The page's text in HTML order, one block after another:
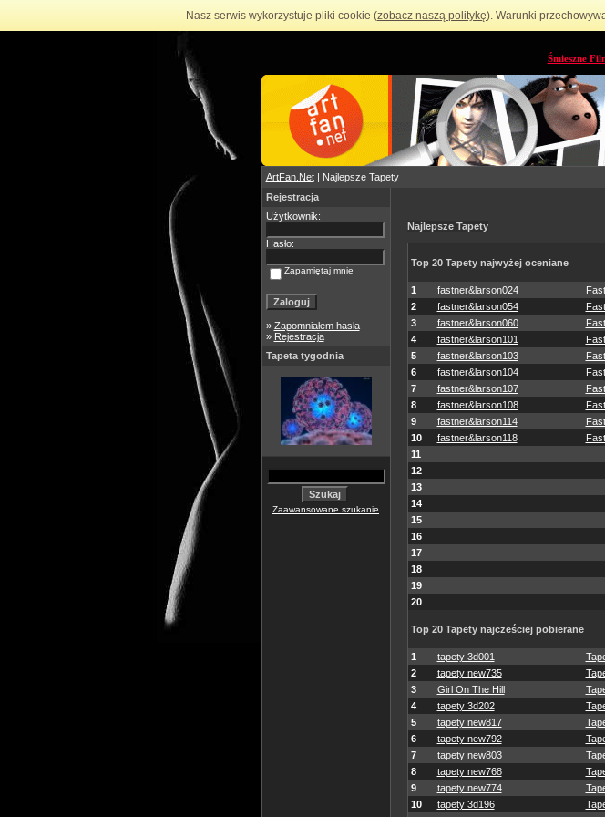
Nasz serwis wykorzystuje pliki cookie (zobacz naszą politykę). Warunki
Śmieszne
ArtFan.Net| Najlepsze Tapety
Rejestracja
Użytkownik:
Hasło:
Zapamiętaj mnie
» Zapomniałem hasła
» Rejestracja
Tapeta tygodnia
Zaawansowane szukanie
Najlepsze Tapety
Top 20 Tapety najwyżej oceniane
1 fastner&larson024
2
fastner&larson054
3
fastner&larson060
4
fastner&larson101
5
fastner&larson103
6
fastner&larson104
7
fastner&larson107
8
fastner&larson108
9
fastner&larson114
10
fastner&larson118
11
12
13
14
15
16
17
18
19
20
Top 20 Tapety najcześciej pobierane
1 tapety 3d001
2
tapety new735
3
Girl On The Hill
4
tapety 3d202
5
tapety new817
6
tapety new792
7
tapety new803
8
tapety new768
9
tapety new774
10
tapety 3d196